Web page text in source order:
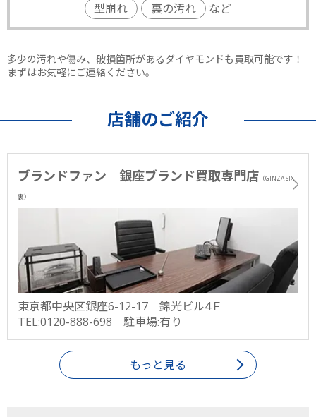
型崩れ
裏の汚れ など
多少の汚れや傷み、破損箇所があるダイヤモンドも買取可能です！
まずはお気軽にご連絡ください。
店舗のご紹介
ブランドファン 銀座ブランド買取専門店 （GINZA SIX
裏）
東京都中央区銀座6-12-17 錦光ビル4Ｆ
TEL:0120-888-698 駐車場:有り
もっと見る